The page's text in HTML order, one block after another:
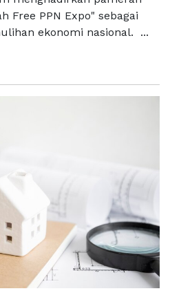
Free PPN Expo" sebagai
ekonomi nasional. ...